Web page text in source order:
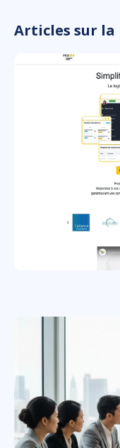
Articles sur